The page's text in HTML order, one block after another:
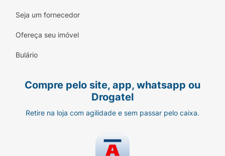
específica de arritmia), transtornos
preexistentes de alto grau da condução sino-
bloqueio distal na ausência de marca-passo
Doença pulmonar obstrutiva grave (doença
capacidade para a respiração);
Seja um fornecedor
Ofereça seu imóvel
Bulário
Compre pelo site, app, whatsapp ou
Drogatel
Retire na loja com agilidade e sem passar pelo caixa.